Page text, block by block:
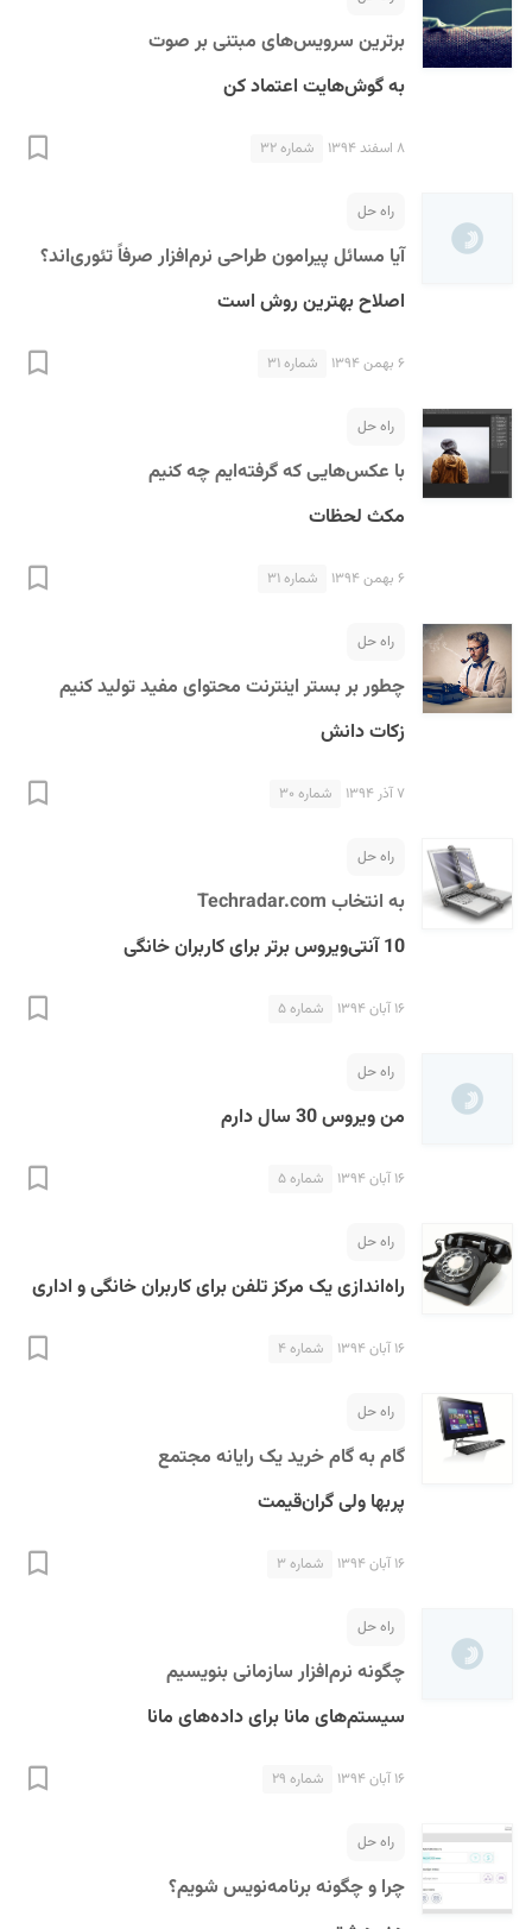
برترین سرویس‌های مبتنی بر صوت
به گوش‌هایت اعتماد کن
۸ اسفند ۱۳۹۴ شماره ۳۲
راه حل
آیا مسائل پیرامون طراحی نرم‌افزار صرفاً تئوری‌اند؟
اصلاح بهترین روش است
۶ بهمن ۱۳۹۴ شماره ۳۱
راه حل
با عکس‌هایی که گرفته‌ایم چه کنیم
مکث لحظات
۶ بهمن ۱۳۹۴ شماره ۳۱
راه حل
چطور بر بستر اینترنت محتوای مفید تولید کنیم
زکات دانش
۷ آذر ۱۳۹۴ شماره ۳۰
راه حل
به انتخاب Techradar.com
10 آنتی‌ویروس برتر برای کاربران خانگی
۱۶ آبان ۱۳۹۴ شماره ۵
راه حل
من ویروس 30 سال دارم
۱۶ آبان ۱۳۹۴ شماره ۵
راه حل
راه‌اندازی یک مرکز تلفن برای کاربران خانگی و اداری
۱۶ آبان ۱۳۹۴ شماره ۴
راه حل
گام به گام خرید یک رایانه مجتمع
پربها ولی گران‌قیمت
۱۶ آبان ۱۳۹۴ شماره ۳
راه حل
چگونه نرم‌افزار سازمانی بنویسیم
سیستم‌های مانا برای داده‌های مانا
۱۶ آبان ۱۳۹۴ شماره ۲۹
راه حل
چرا و چگونه برنامه‌نویس شویم؟